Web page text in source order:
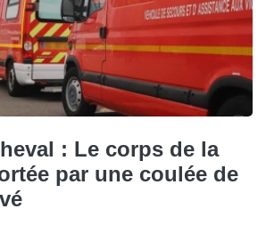
: Le corps de la
par une coulée de